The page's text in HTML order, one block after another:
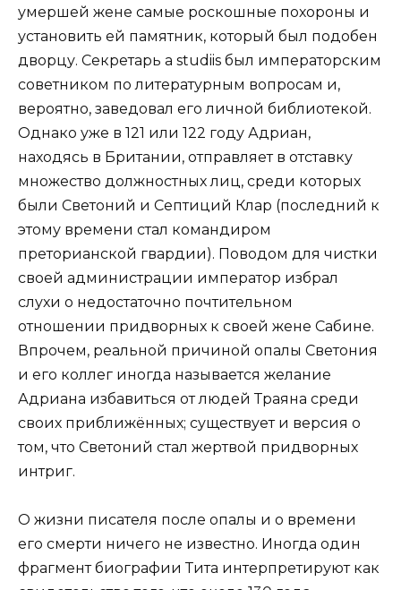
умершей жене самые роскошные похороны и
установить ей памятник, который был подобен
дворцу. Секретарь a studiis был императорским
советником по литературным вопросам и,
вероятно, заведовал его личной библиотекой.
Однако уже в 121 или 122 году Адриан,
находясь в Британии, отправляет в отставку
множество должностных лиц, среди которых
были Светоний и Септиций Клар (последний к
этому времени стал командиром
преторианской гвардии). Поводом для чистки
своей администрации император избрал
слухи о недостаточно почтительном
отношении придворных к своей жене Сабине.
Впрочем, реальной причиной опалы Светония
и его коллег иногда называется желание
Адриана избавиться от людей Траяна среди
своих приближённых; существует и версия о
том, что Светоний стал жертвой придворных
интриг.
О жизни писателя после опалы и о времени
его смерти ничего не известно. Иногда один
фрагмент биографии Тита интерпретируют как